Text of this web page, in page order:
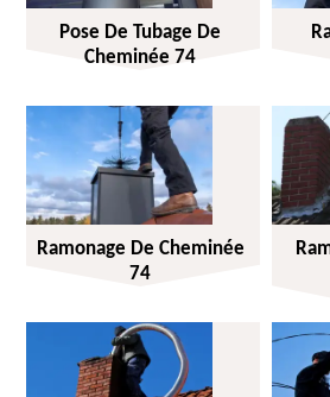
Pose De Tubage De
Cheminée 74
Ramonage De Cheminée
74